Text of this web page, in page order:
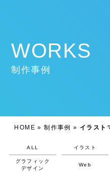
WORKS
制作事例
HOME »制作事例 » イラスト
ALL イラスト
グラフィック
デザイン
Web